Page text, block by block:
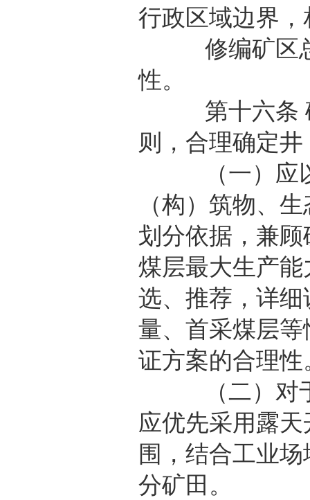
行政区域边界
修编矿区总
性。
第十六条 矿
则，合理确定
（一）应以
（构）筑物、
划分依据，兼
煤层最大生产
选、推荐，详
量、首采煤层
证方案的合理性
（二）对于
应优先采用露
围，结合工业
分矿田。